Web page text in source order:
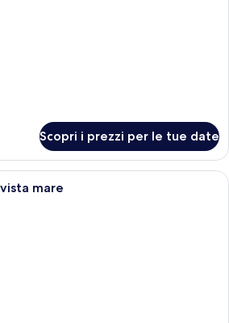
Scopri i prezzi per le tue date
Minibar, una cassaforte in camera,
mare